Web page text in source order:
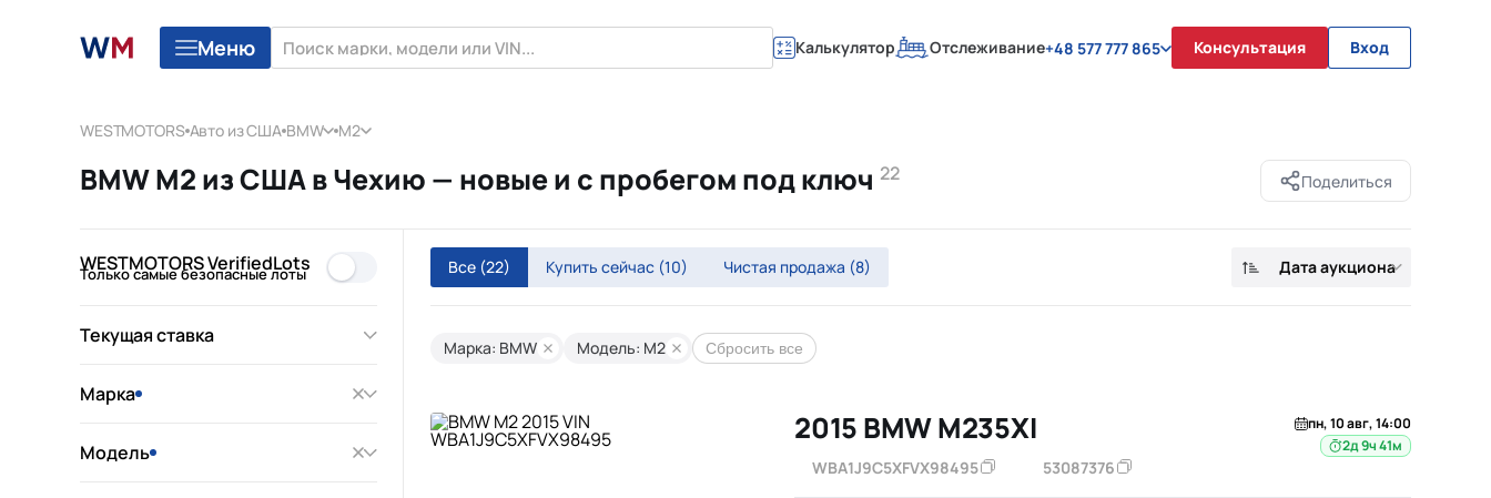
Меню Калькулятор Отслеживание+48 577 777 865 Консультация Вход
WESTMOTORS Авто из США BMW M2
BMW M2 из США в Чехию — новые и с пробегом под ключ 22 Поделиться
WESTMOTORS VerifiedLots
Только самые безопасные лоты
Текущая ставка
Марка
Модель
Дата аукциона
Все (22) Купить сейчас (10) Чистая продажа (8)
Марка: BMW Модель: M2 Сбросить все
2015 BMW M235XI
WBA1J9C5XFVX98495 53087376
пн, 10 авг, 14:00
2д 9ч 41м